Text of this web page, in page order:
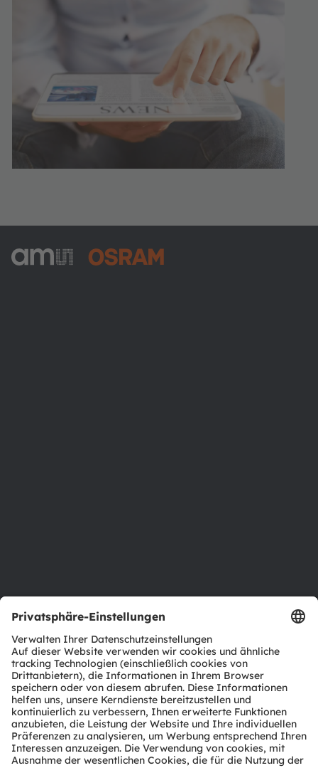
Produkt Selektor
Download Center
Tools
Kundenanfragen
Technischer Support
Partner Netzwerk
Whistleblowing